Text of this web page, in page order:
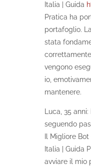
Italia | Guida
Pratica ha
portafoglio.
stata
vengono
io,
mantenere.
Luca, 35
seguendo
Il Migliore
Italia | Guida
avviare il mio